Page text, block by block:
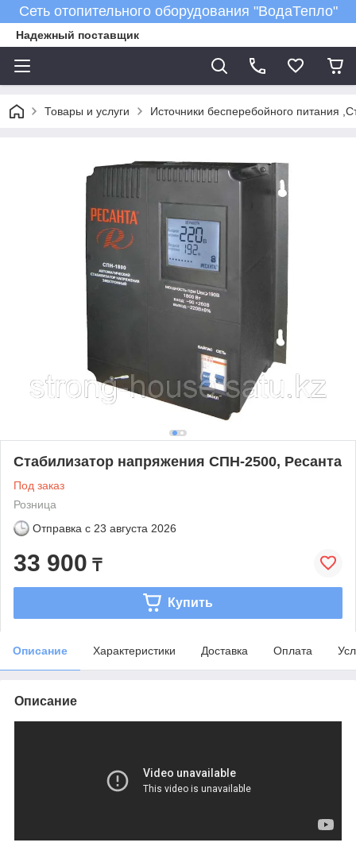
Сеть отопительного оборудования "ВодаТепло"
Надежный поставщик
Товары и услуги Источники бесперебойного питания
Стабилизатор напряжения СПН-2500, Ресанта
Под заказ
Розница
Отправка с 23 августа 2026
33 900 ₸
Купить
Описание Характеристики Доставка Оплата
Описание